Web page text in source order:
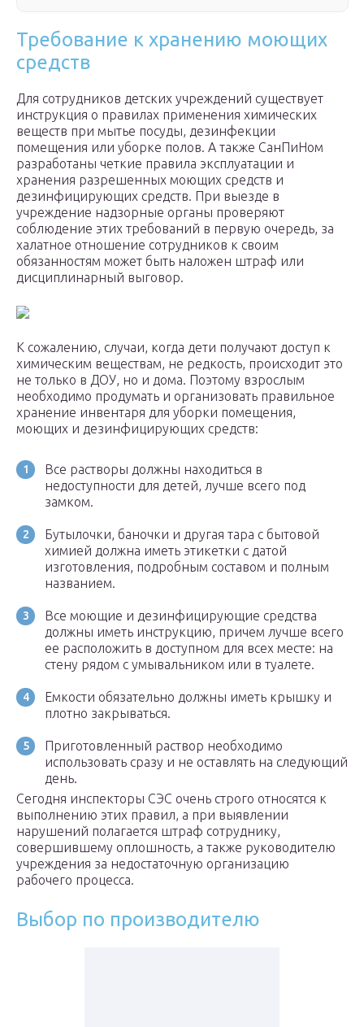
Требование к хранению моющих
средств
Для сотрудников детских учреждений существует
инструкция о правилах применения химических
веществ при мытье посуды, дезинфекции
помещения или уборке полов. А также СанПиНом
разработаны четкие правила эксплуатации и
хранения разрешенных моющих средств и
дезинфицирующих средств. При выезде в
учреждение надзорные органы проверяют
соблюдение этих требований в первую очередь, за
халатное отношение сотрудников к своим
обязанностям может быть наложен штраф или
дисциплинарный выговор.
К сожалению, случаи, когда дети получают доступ к
химическим веществам, не редкость, происходит это
не только в ДОУ, но и дома. Поэтому взрослым
необходимо продумать и организовать правильное
хранение инвентаря для уборки помещения,
моющих и дезинфицирующих средств:
Все растворы должны находиться в
недоступности для детей, лучше всего под
замком.
Бутылочки, баночки и другая тара с бытовой
химией должна иметь этикетки с датой
изготовления, подробным составом и полным
названием.
Все моющие и дезинфицирующие средства
должны иметь инструкцию, причем лучше всего
ее расположить в доступном для всех месте: на
стену рядом с умывальником или в туалете.
Емкости обязательно должны иметь крышку и
плотно закрываться.
Приготовленный раствор необходимо
использовать сразу и не оставлять на следующий
день.
Сегодня инспекторы СЭС очень строго относятся к
выполнению этих правил, а при выявлении
нарушений полагается штраф сотруднику,
совершившему оплошность, а также руководителю
учреждения за недостаточную организацию
рабочего процесса.
Выбор по производителю